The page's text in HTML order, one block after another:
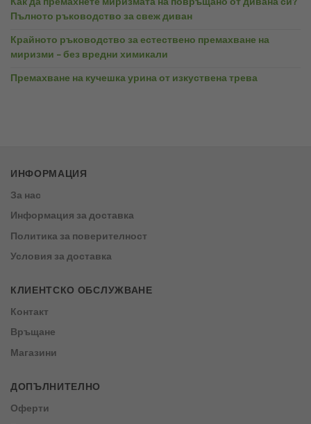
Как да премахнете миризмата на повръщано от дивана си?
Пълното ръководство за свеж диван
Крайното ръководство за естествено премахване на
миризми – без вредни химикали
Премахване на кучешка урина от изкуствена трева
ИНФОРМАЦИЯ
За нас
Информация за доставка
Политика за поверителност
Условия за доставка
КЛИЕНТСКО ОБСЛУЖВАНЕ
Контакт
Връщане
Магазини
ДОПЪЛНИТЕЛНО
Оферти